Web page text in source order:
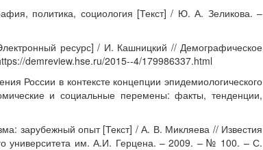
политика, социология [Текст] / Ю. А. Зеликова. –
ресурс] / И. Кашницкий // Демографическое
demreview.hse.ru/2015--4/179986337.html
России в контексте концепции эпидемиологического
и социальные перемены: факты, тенденции,
зарубежный опыт [Текст] / А. В. Микляева // Известия
университета им. А.И. Герцена. – 2009. – № 100. – С.